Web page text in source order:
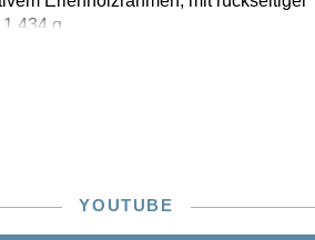
g.
YOUTUBE